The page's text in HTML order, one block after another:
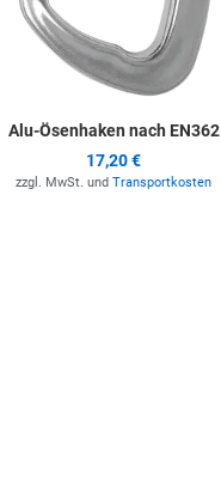
Alu-Ösenhaken nach EN362
17,20 €
zzgl. MwSt. und Transportkosten